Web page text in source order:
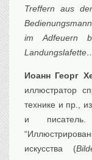
Выставочные
Досуг
Разное
Treffern aus
im Adfeuern
Иоанн Георг
иллюстратор
технике и пр.,
и писатель.
искусства (